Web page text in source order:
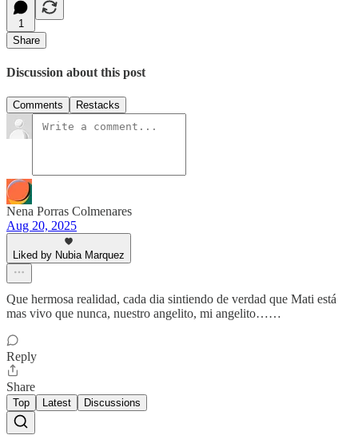
1
Share
Discussion about this post
Comments Restacks
Nena Porras Colmenares
Aug 20, 2025
Liked by Nubia Marquez
Que hermosa realidad, cada dia sintiendo de verdad que Mati está
mas vivo que nunca, nuestro angelito, mi angelito……
Reply
Share
Top Latest Discussions